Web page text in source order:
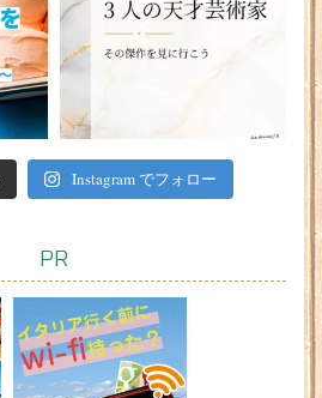
Instagram でフォロー
PR